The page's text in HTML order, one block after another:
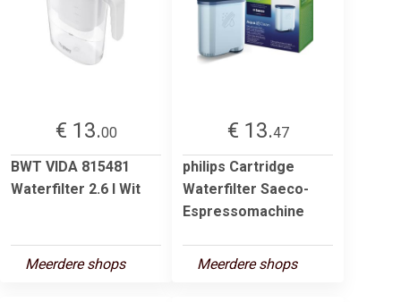
€ 13.00
BWT VIDA 815481
Waterfilter 2.6 l Wit
Meerdere shops
€ 13.47
philips Cartridge
Waterfilter Saeco-
Espressomachine
Meerdere shops